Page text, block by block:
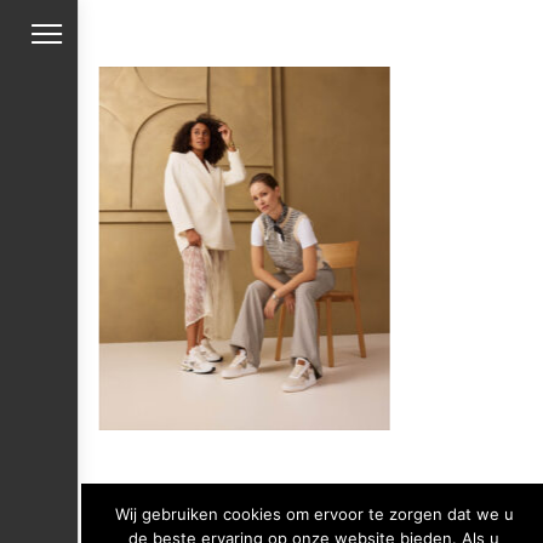
Wij gebruiken cookies om ervoor te zorgen dat we u
de beste ervaring op onze website bieden. Als u